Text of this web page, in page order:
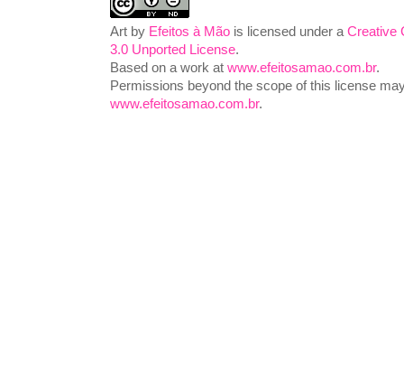
Art by Efeitos à Mão is licensed under a Creative
3.0 Unported License.
Based on a work at www.efeitosamao.com.br.
Permissions beyond the scope of this license
www.efeitosamao.com.br.